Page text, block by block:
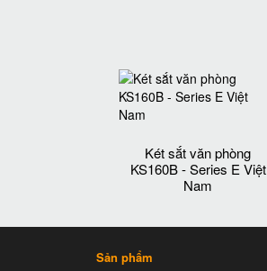
Két sắt văn phòng
KS160B - Series E Việt
Nam
Sản phẩm